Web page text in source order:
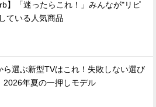
】「迷ったらこれ！」みんなが"リピ
ている人気商品
ら選ぶ新型TVはこれ！失敗しない選び
2026年夏の一押しモデル